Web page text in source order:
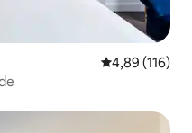
4,89 de uma
4,89 (116)